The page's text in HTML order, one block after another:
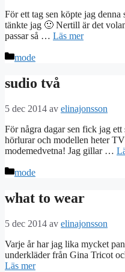
För ett tag sen köpte jag
tänkte jag 🙂 Nertill är det
passar så … Läs mer
Kategorier
mode
sudio två
5 dec 2014 av elinajonsson
För några dagar sen fick jag
hörlurar och modellen heter
modemedvetna! Jag gillar …
Kategorier
mode
what to wear
5 dec 2014 av elinajonsson
Varje år har jag lika mycket
underkläder från Gina Tricot
Läs mer